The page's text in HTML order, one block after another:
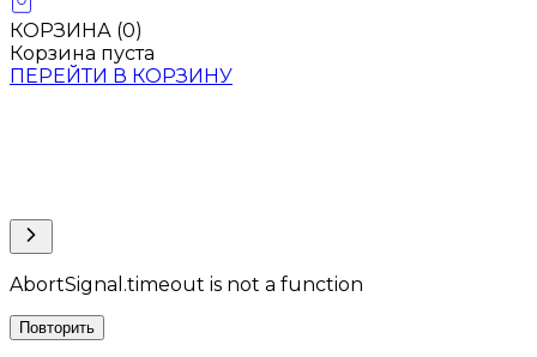
КОРЗИНА (0)
Корзина пуста
ПЕРЕЙТИ В КОРЗИНУ
AbortSignal.timeout is not a function
Повторить